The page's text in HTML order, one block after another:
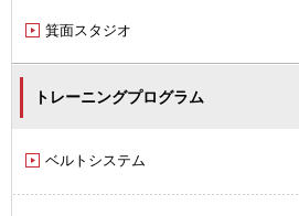
箕面スタジオ
トレーニングプログラム
ベルトシステム